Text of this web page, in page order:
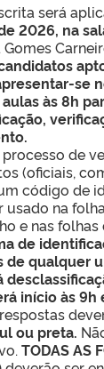
será
2026, na
Gomes
se
às 8h
de
(oficiais,
código de
usado na
e nas folhas
de
de qualquer
início às
ou preta.
TODAS AS